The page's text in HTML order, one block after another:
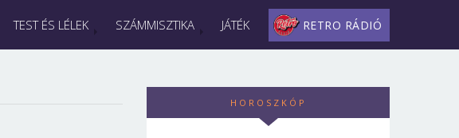
TEST ÉS LÉLEK SZÁMMISZTIKA JÁTÉK RETRO RÁDIÓ
HOROSZKÓP